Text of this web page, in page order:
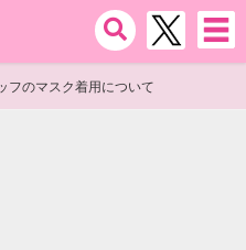
フのマスク着用について